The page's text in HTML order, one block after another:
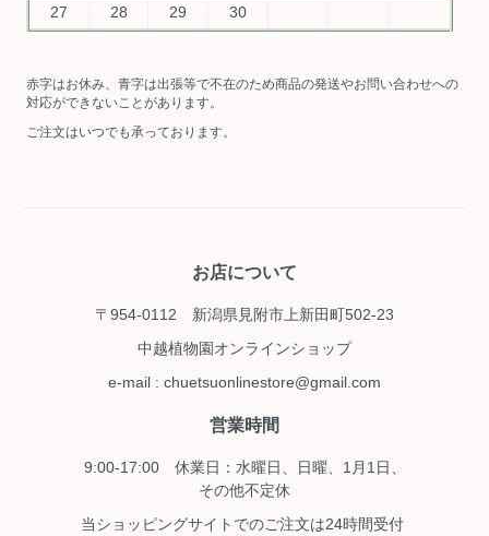
27
28 29 30
赤字はお休み、青字は出張等で不在のため商品の発送やお問い合わせへの
対応ができないことがあります。
ご注文はいつでも承っております。
お店について
〒954-0112 新潟県見附市上新田町502-23
中越植物園オンラインショップ
e-mail : chuetsuonlinestore@gmail.com
営業時間
9:00-17:00 休業日：水曜日、日曜、1月1日、
その他不定休
当ショッピングサイトでのご注文は24時間受付